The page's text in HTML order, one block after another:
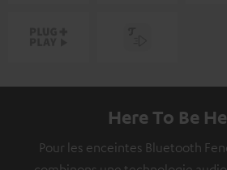
Here To Be
Pour les enceintes Bluetooth